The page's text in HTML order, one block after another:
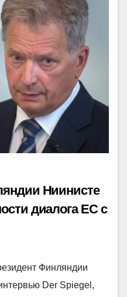
Ниинисте
диалога ЕС с
Финляндии
Der Spiegel,